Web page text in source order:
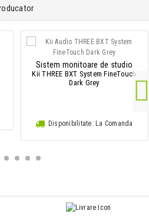
Sistem monitoare de studio
Kii THREE BXT System FineTouch
Dark Grey
Disponibilitate: La Comanda